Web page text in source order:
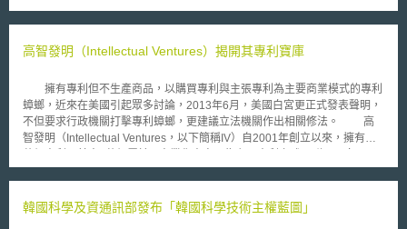
具跨境互操作性（cross-border interoperability）的公部門解決方案（例如
Media Observatory, EDMO）打擊假訊息，並以InvestEU計畫下的策略數位
工作計畫的投入資金為3.75億歐元，由歐洲網路安全能力中心（European
Cybersecurity Competence Centre）負責執行，將支援建立國家和跨境安
全操作中心的能力，以打造最先進的威脅檢測及網路事件分析生態系統。網
路安全工作計畫還將資助產業（特別是中小及新創企業）遵守網路安全法規
要求的項目，特別是網路及資訊系統安全指令（Directive on Security of
Network and Information Systems, NIS2）或網路韌性法案（Cyber
網路安全等方面投入許多資源，其中網路安全、資安威脅和打擊假消息等議
題因其不受地區限制而更受到注目，未來仍待持續關注此些議題之發展。
(Copyright Alert System，簡稱CAS)」，又謂「Six Strike系統」，該網站
2013年正式運作。 所謂「Six Strikes」，係指網路服務提供者發現有
係由各網路服務提供者自行決定要採取可有效打擊網路盜版的方式。目前美
國5大網路服務提供者中，除Comcast及Cablevision以外，其它3個網路服
務提供者已公開Six Strikes警告措施內容。 基本上，第1、2次警告屬於
「通知(notice)」，僅利用電子郵件或電話通知使用者已侵害著作權；第3、
4次警告屬「承認(acknowledgement)」，即利用彈跳視窗(pop-up)告知使
息之彈跳視窗方可進入其欲瀏覽的網站，使用者若點選視窗則視為其承認本
服務提供者會讓使用者感受到上網速度變慢，或是直到使用者上完著作權教
高智發明（Intellectual Ventures）揭開其專利寶庫
擁有專利但不生產商品，以購買專利與主張專利為主要商業模式的專利
蟑螂，近來在美國引起眾多討論，2013年6月，美國白宮更正式發表聲明，
不但要求行政機關打擊專利蟑螂，更建議立法機關作出相關修法。 高
智發明（Intellectual Ventures，以下簡稱IV）自2001年創立以來，擁有約7
認自己屬於專利蟑螂的IV，2013年12月公開表列出3萬3千個用以主張專利
專利；至於其他未公開的專利，IV則稱受限於第三方的保密義務無法公開。
韓國科學及資通訊部發布「韓國科學技術主權藍圖」